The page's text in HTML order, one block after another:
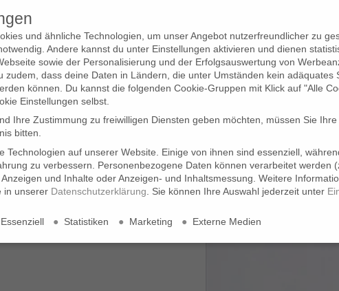
KONTAKT
smaragd grün
grün
und ähnliche Technologien, um unser Angebot nutzerfreundlicher zu
Andere kannst du unter Einstellungen aktivieren und dienen
sowie der Personalisierung und der Erfolgsauswertung von
zudem, dass deine Daten in Ländern, die unter Umständen kein adäquates
können. Du kannst die folgenden Cookie-Gruppen mit Klick auf "Alle
Einstellungen selbst.
Ihre Zustimmung zu freiwilligen Diensten geben möchten, müssen Sie Ihre
bitten.
Technologien auf unserer Website. Einige von ihnen sind essenziell,
zu verbessern.
Personenbezogene Daten können verarbeitet werden
und Inhalte oder Anzeigen- und Inhaltsmessung. Weitere
in unserer Datenschutzerklärung Sie können Ihre Auswahl jederzeit unter
Essenziell
Statistiken Marketing Externe Medien
Diensten geben möchten, müssen Sie Ihre Erziehungsberechtigten
Einige von ihnen sind essenziell, während andere uns helfen,